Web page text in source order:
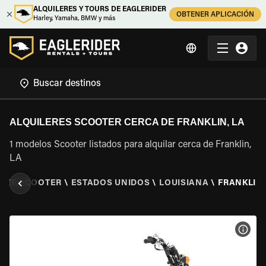
ALQUILERES Y TOURS DE EAGLERIDER
Harley, Yamaha, BMW y más
OBTENER APLICACIÓN
ALQUILERES SCOOTER CERCA DE FRANKLIN, LA
1 modelos Scooter listados para alquilar cerca de Franklin,
LA
SCOOTER \ ESTADOS UNIDOS \ LOUISIANA \
VER